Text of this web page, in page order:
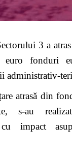
3 a atras
fonduri
administrativ-
din
s-au
impact